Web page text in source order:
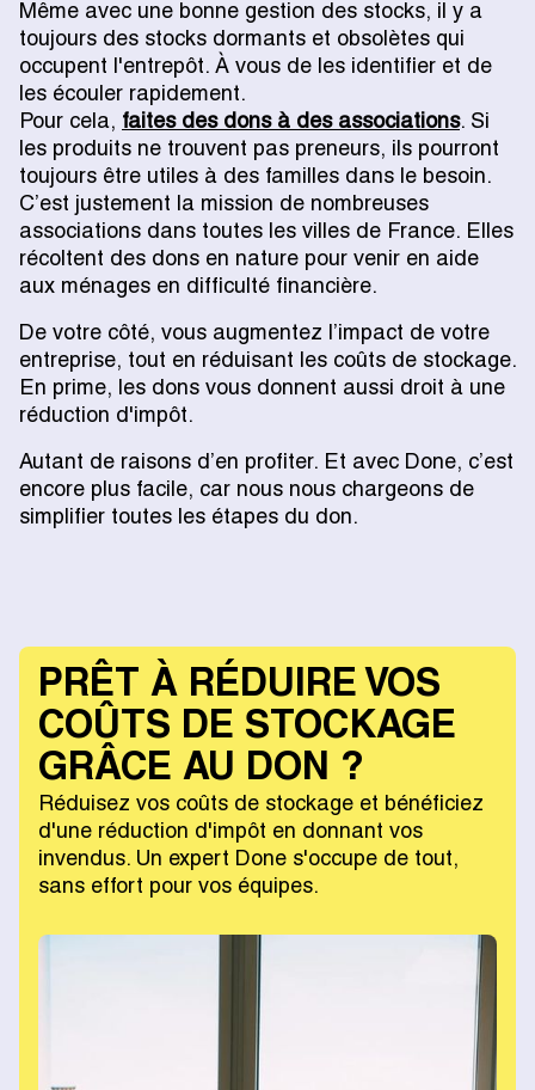
Même avec une bonne gestion des stocks, il y a
toujours des stocks dormants et obsolètes qui
occupent l'entrepôt. À vous de les identifier et de
les écouler rapidement.
Pour cela, faites des dons à des associations. Si
les produits ne trouvent pas preneurs, ils pourront
toujours être utiles à des familles dans le besoin.
C’est justement la mission de nombreuses
associations dans toutes les villes de France. Elles
récoltent des dons en nature pour venir en aide
aux ménages en difficulté financière.
De votre côté, vous augmentez l’impact de votre
entreprise, tout en réduisant les coûts de stockage.
En prime, les dons vous donnent aussi droit à une
réduction d'impôt.
Autant de raisons d’en profiter. Et avec Done, c’est
encore plus facile, car nous nous chargeons de
simplifier toutes les étapes du don.
PRÊT À RÉDUIRE VOS
COÛTS DE STOCKAGE
GRÂCE AU DON ?
Réduisez vos coûts de stockage et bénéficiez
d'une réduction d'impôt en donnant vos
invendus. Un expert Done s'occupe de tout,
sans effort pour vos équipes.